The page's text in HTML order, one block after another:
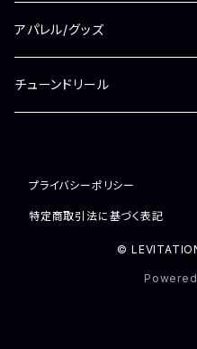
ラインローラー（ダイワ用）
ベアリング
シム/ワッシャー
ドラググリス
ギアグリス
アパレル/グッズ
チューンドリール
リール（中古）
プライバシーポリシー
特定商取引法に基づく表記
©